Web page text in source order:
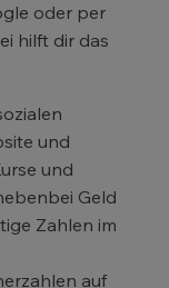
oder per
hilft dir das
und
und
Geld
Zahlen im
auf